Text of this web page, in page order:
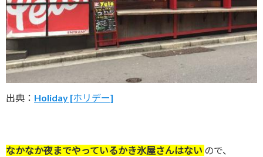
出典： Holiday [ホリデー]
なかなか夜までやっているかき氷屋さんはない ので、